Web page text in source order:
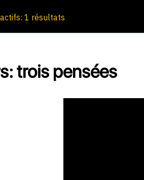
1 résultats
trois pensées